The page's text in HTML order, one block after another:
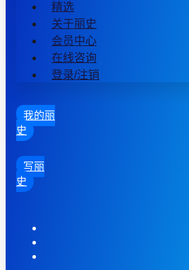
精选
关于丽史
会员中心
在线咨询
登录/注销
我的丽
史
写丽
史